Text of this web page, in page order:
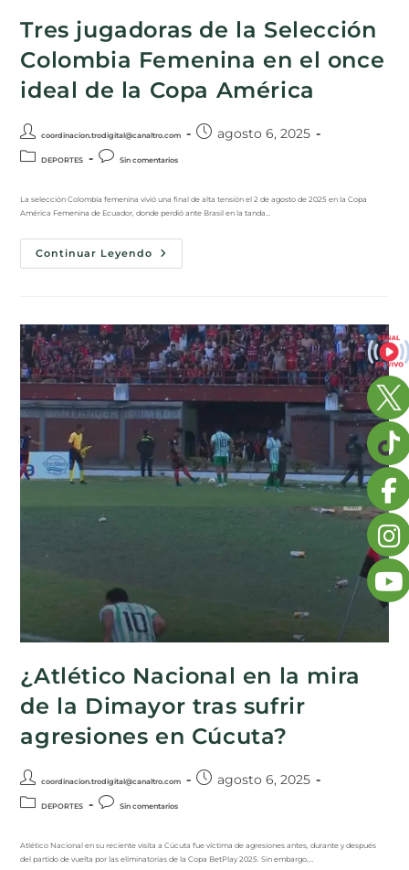
Tres jugadoras de la Selección
Colombia Femenina en el once
ideal de la Copa América
coordinacion.trodigital@canaltro.com agosto 6, 2025
DEPORTES Sin comentarios
La selección Colombia femenina vivió una final de alta tensión el 2 de agosto de 2025 en la Copa
América Femenina de Ecuador, donde perdió ante Brasil en la tanda…
Continuar Leyendo
¿Atlético Nacional en la mira
de la Dimayor tras sufrir
agresiones en Cúcuta?
coordinacion.trodigital@canaltro.com agosto 6, 2025
DEPORTES Sin comentarios
Atlético Nacional en su reciente visita a Cúcuta fue víctima de agresiones antes, durante y después
del partido de vuelta por las eliminatorias de la Copa BetPlay 2025. Sin embargo,…